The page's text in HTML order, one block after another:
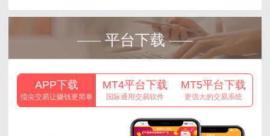
平台下载
APP下载
指尖交易让赚钱更简单
MT4平台下载
国际通用交易软件
MT5平台下载
更强大的交易系统